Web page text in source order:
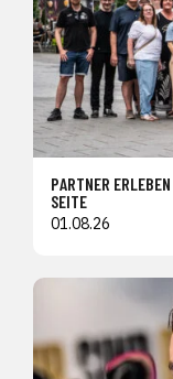
PARTNER
SEITE
01.08.26